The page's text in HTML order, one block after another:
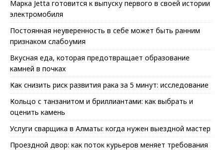
Марка Jetta готовится к выпуску первого в своей истории
электромобиля
Постоянная неуверенность в себе может быть ранним
признаком слабоумия
Вкусная еда, которая предотвращает образование
камней в почках
Как снизить риск развития рака за 5 минут: исследование
Кольцо с танзанитом и бриллиантами: как выбрать и
оценить камень
Услуги сварщика в Алматы: когда нужен выездной мастер
Проездной двор: как поток курьеров меняет требования